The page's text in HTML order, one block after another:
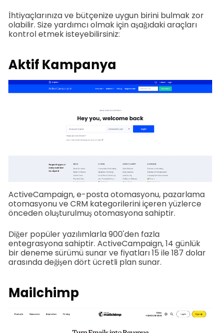
İhtiyaçlarınıza ve bütçenize uygun birini bulmak zor
olabilir. Size yardımcı olmak için aşağıdaki araçları
kontrol etmek isteyebilirsiniz:
Aktif Kampanya
ActiveCampaign, e-posta otomasyonu, pazarlama
otomasyonu ve CRM kategorilerini içeren yüzlerce
önceden oluşturulmuş otomasyona sahiptir.
Diğer popüler yazılımlarla 900'den fazla
entegrasyona sahiptir. ActiveCampaign, 14 günlük
bir deneme sürümü sunar ve fiyatları 15 ile 187 dolar
arasında değişen dört ücretli plan sunar.
Mailchimp